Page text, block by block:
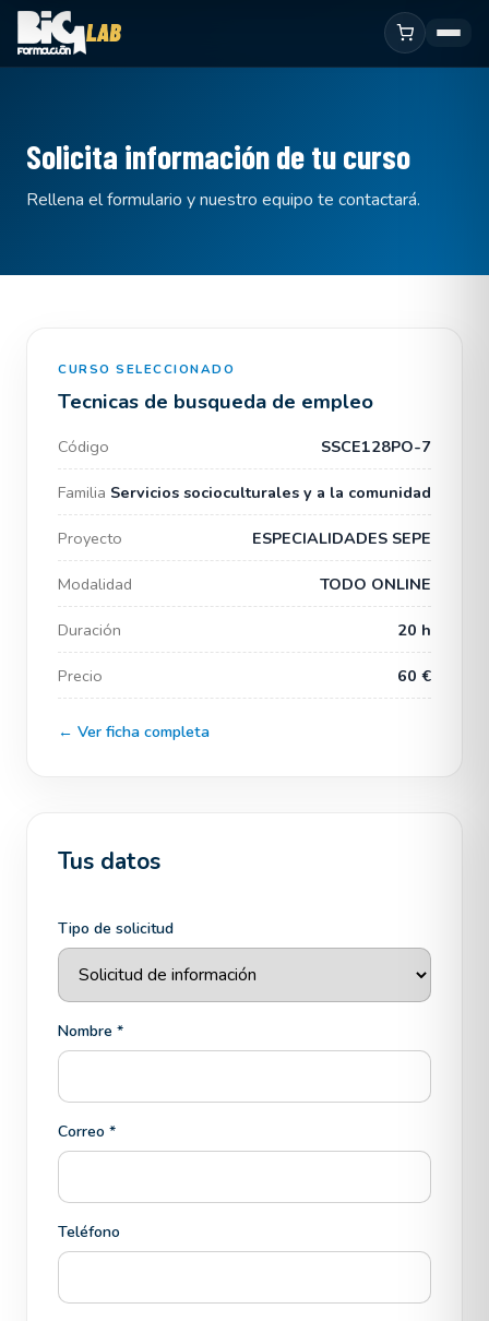
Solicita información de tu curso
Rellena el formulario y nuestro equipo te contactará.
Tus datos
Tipo de solicitud
Nombre *
Correo *
Teléfono
CURSO SELECCIONADO
Tecnicas de busqueda de empleo
Código SSCE128PO-7
Familia Servicios socioculturales y a la comunidad
Proyecto ESPECIALIDADES SEPE
Modalidad TODO ONLINE
Duración 20 h
Precio 60 €
← Ver ficha completa